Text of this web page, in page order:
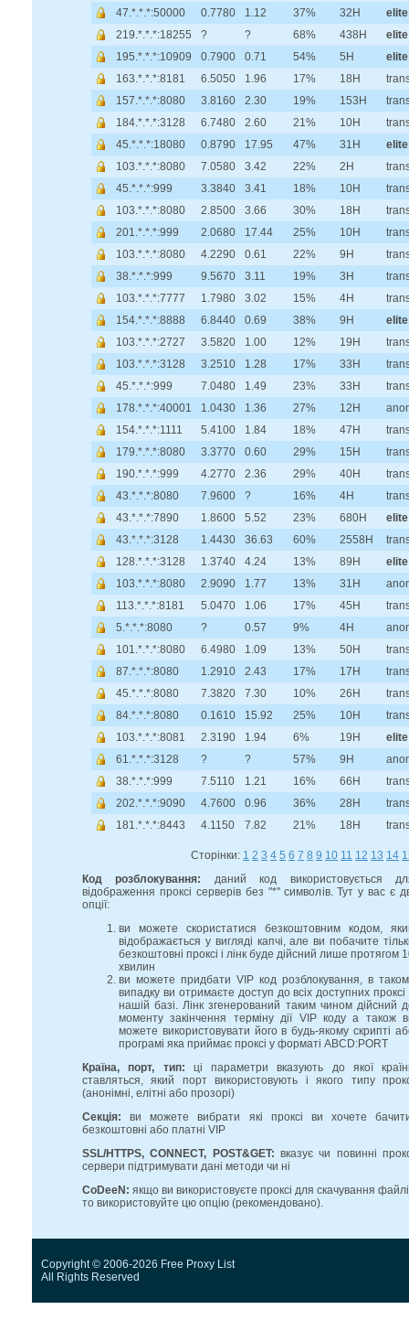
47.*.*.*:50000
0.7780 1.12 37% 32H
elite
219.*.*.*:18255
? ? 68% 438H
elite
195.*.*.*:10909
0.7900 0.71 54% 5H
elite
163.*.*.*:8181
6.5050 1.96 17% 18H
157.*.*.*:8080
3.8160 2.30 19% 153H
184.*.*.*:3128
6.7480 2.60 21% 10H
45.*.*.*:18080
0.8790 17.95 47% 31H
elite
103.*.*.*:8080
7.0580 3.42 22% 2H
45.*.*.*:999
3.3840 3.41 18% 10H
103.*.*.*:8080
2.8500 3.66 30% 18H
201.*.*.*:999
2.0680 17.44 25% 10H
103.*.*.*:8080
4.2290 0.61 22% 9H
38.*.*.*:999
9.5670 3.11 19% 3H
103.*.*.*:7777
1.7980 3.02 15% 4H
154.*.*.*:8888
6.8440 0.69 38% 9H
elite
103.*.*.*:2727
3.5820 1.00 12% 19H
103.*.*.*:3128
3.2510 1.28 17% 33H
45.*.*.*:999
7.0480 1.49 23% 33H
178.*.*.*:40001
1.0430 1.36 27% 12H
154.*.*.*:1111
5.4100 1.84 18% 47H
179.*.*.*:8080
3.3770 0.60 29% 15H
190.*.*.*:999
4.2770 2.36 29% 40H
43.*.*.*:8080
7.9600 ? 16% 4H
43.*.*.*:7890
1.8600 5.52 23% 680H
elite
43.*.*.*:3128
1.4430 36.63 60% 2558H
128.*.*.*:3128
1.3740 4.24 13% 89H
elite
103.*.*.*:8080
2.9090 1.77 13% 31H
113.*.*.*:8181
5.0470 1.06 17% 45H
5.*.*.*:8080
? 0.57 9% 4H
101.*.*.*:8080
6.4980 1.09 13% 50H
87.*.*.*:8080
1.2910 2.43 17% 17H
45.*.*.*:8080
7.3820 7.30 10% 26H
84.*.*.*:8080
0.1610 15.92 25% 10H
103.*.*.*:8081
2.3190 1.94 6% 19H
elite
61.*.*.*:3128
? ? 57% 9H
38.*.*.*:999
7.5110 1.21 16% 66H
202.*.*.*:9090
4.7600 0.96 36% 28H
181.*.*.*:8443
4.1150 7.82 21% 18H
Сторінки: 1 2 3 4 5 6 7 8 9 10 11 12 13 14
Код розблокування:
даний код використовується
відображення проксі серверів без "*" символів. Тут у вас є
опції:
ви можете скористатися безкоштовним кодом,
відображається у вигляді капчі, але ви побачите
безкоштовні проксі і лінк буде дійсний лише протягом
хвилин
ви можете придбати VIP код розблокування, в
випадку ви отримаєте доступ до всіх доступних проксі
нашій базі. Лінк згенерований таким чином дійсний
моменту закінчення терміну дії VIP коду а також
можете використовувати його в будь-якому скрипті
програмі яка приймає проксі у форматі ABCD:PORT
Країна, порт, тип: ці параметри вказують до якої
ставляться, який порт використовують і якого типу
(анонімні, елітні або прозорі)
Секція: ви можете вибрати які проксі ви хочете
безкоштовні або платні VIP
SSL/HTTPS, CONNECT, POST&GET: вказує чи повинні
сервери підтримувати дані методи чи ні
CoDeeN: якщо ви використовуєте проксі для скачування
то використовуйте цю опцію (рекомендовано).
Copyright © 2006-2026 Free Proxy List
All Rights Reserved